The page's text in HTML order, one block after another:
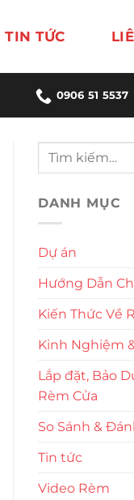
TIN TỨC
0906 51 5537
DANH MỤC
Dự án
Hướng Dẫn
Kiến Thức Về
Kinh Nghiệm
Lắp đặt, Bảo
Rèm Cửa
So Sánh &
Tin tức
Video Rèm